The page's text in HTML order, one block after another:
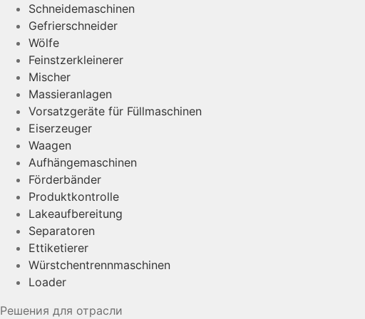
Schneidemaschinen
Gefrierschneider
Wölfe
Feinstzerkleinerer
Mischer
Massieranlagen
Vorsatzgeräte für Füllmaschinen
Eiserzeuger
Waagen
Aufhängemaschinen
Förderbänder
Produktkontrolle
Lakeaufbereitung
Separatoren
Ettiketierer
Würstchentrennmaschinen
Loader
Решения для отрасли